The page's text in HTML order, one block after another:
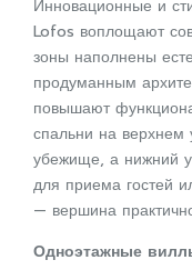
Инновационные и
Lofos воплощают
зоны наполнены
продуманным
повышают
спальни на верхнем
убежище, а нижний
для приема гостей
— вершина
Одноэтажные